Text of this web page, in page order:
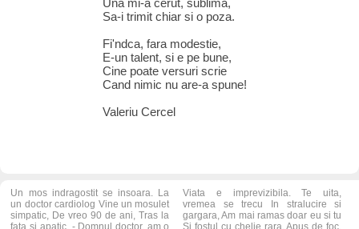
Una mi-a cerut, sublimǎ,
Sa-i trimit chiar si o poza.
Fi'ndca, fara modestie,
E-un talent, si e pe bune,
Cine poate versuri scrie
Cand nimic nu are-a spune!
Valeriu Cercel
Un mos indragostit se insoara. La
un doctor cardiolog Vine un mosulet
simpatic, De vreo 90 de ani, Tras la
Viata e imprevizibila. Te uita,
vremea se trecu In stralucire si
gargara, Am mai ramas doar eu si tu